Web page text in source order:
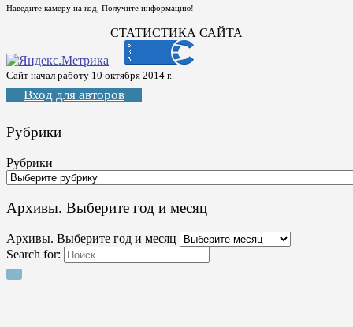
Наведите камеру на код, Получите информацию!
СТАТИСТИКА САЙТА
Сайт начал работу 10 октября 2014 г.
Вход для авторов
Рубрики
Рубрики
Архивы. Выберите год и месяц
Архивы. Выберите год и месяц
Search for: